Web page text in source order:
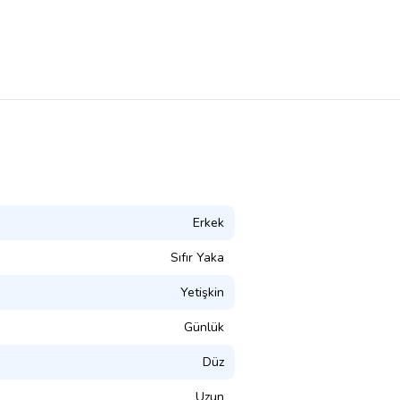
Erkek
Sıfır Yaka
Yetişkin
Günlük
Düz